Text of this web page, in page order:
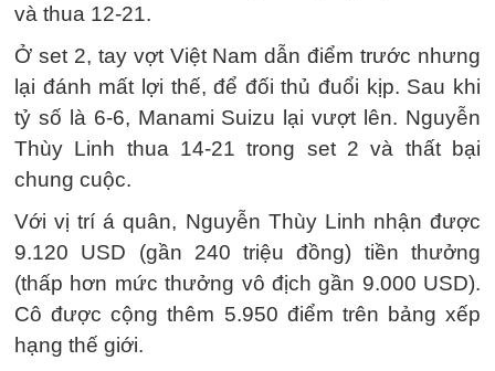
và thua 12-21.
Ở set 2, tay vợt Việt Nam dẫn điểm trước nhưng
lại đánh mất lợi thế, để đối thủ đuổi kịp. Sau khi
tỷ số là 6-6, Manami Suizu lại vượt lên. Nguyễn
Thùy Linh thua 14-21 trong set 2 và thất bại
chung cuộc.
Với vị trí á quân, Nguyễn Thùy Linh nhận được
9.120 USD (gần 240 triệu đồng) tiền thưởng
(thấp hơn mức thưởng vô địch gần 9.000 USD).
Cô được cộng thêm 5.950 điểm trên bảng xếp
hạng thế giới.